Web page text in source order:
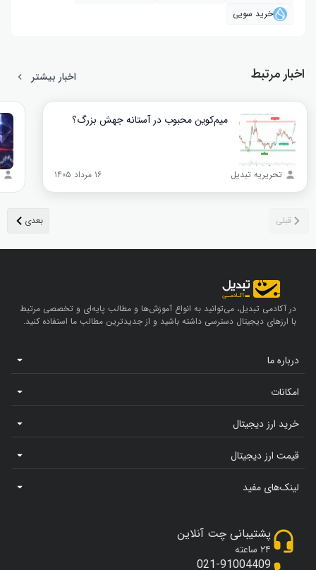
خرید سویی
اخبار مرتبط اخبار بیشتر
میم‌کوین محبوب در آستانه جهش بزرگ؟
تحریریه تبدیل ۱۶ مرداد ۱۴۰۵
در آکادمی تبدیل، می‌توانید به انواع آموزش‌ها و مطالب پایه‌ای و تخصصی مرتبط
با ارزهای دیجیتال دسترسی داشته باشید و از جدیدترین مطالب ما استفاده کنید.
درباره ما
امکانات
خرید ارز دیجیتال
قیمت ارز دیجیتال
لینک‌های مفید
پشتیبانی چت آنلاین
۲۴ ساعته
021-91004409